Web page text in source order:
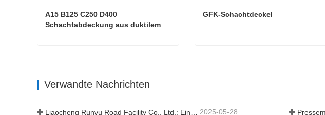
A15 B125 C250 D400
Schachtabdeckung aus duktilem
GFK-Schachtdeckel
Verwandte Nachrichten
2025-05-28